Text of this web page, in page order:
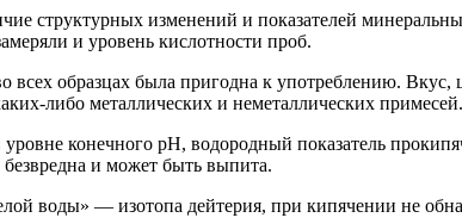
структурных изменений и показателей
и уровень кислотности проб.
всех образцах была пригодна к употреблению. Вкус,
либо металлических и неметаллических примесей.
конечного pH, водородный показатель
и может быть выпита.
воды» — изотопа дейтерия, при кипячении не